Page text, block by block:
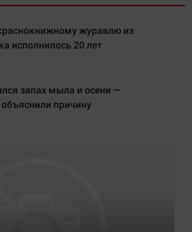
журавлю из
исполнилось 20 лет
запах мыла и осени —
причину